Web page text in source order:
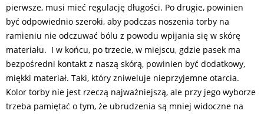
pierwsze, musi mieć regulację długości. Po drugie, powinien
być odpowiednio szeroki, aby podczas noszenia torby na
ramieniu nie odczuwać bólu z powodu wpijania się w skórę
materiału. I w końcu, po trzecie, w miejscu, gdzie pasek ma
bezpośredni kontakt z naszą skórą, powinien być dodatkowy,
miękki materiał. Taki, który zniweluje nieprzyjemne otarcia.
Kolor torby nie jest rzeczą najważniejszą, ale przy jego wyborze
trzeba pamiętać o tym, że ubrudzenia są mniej widoczne na